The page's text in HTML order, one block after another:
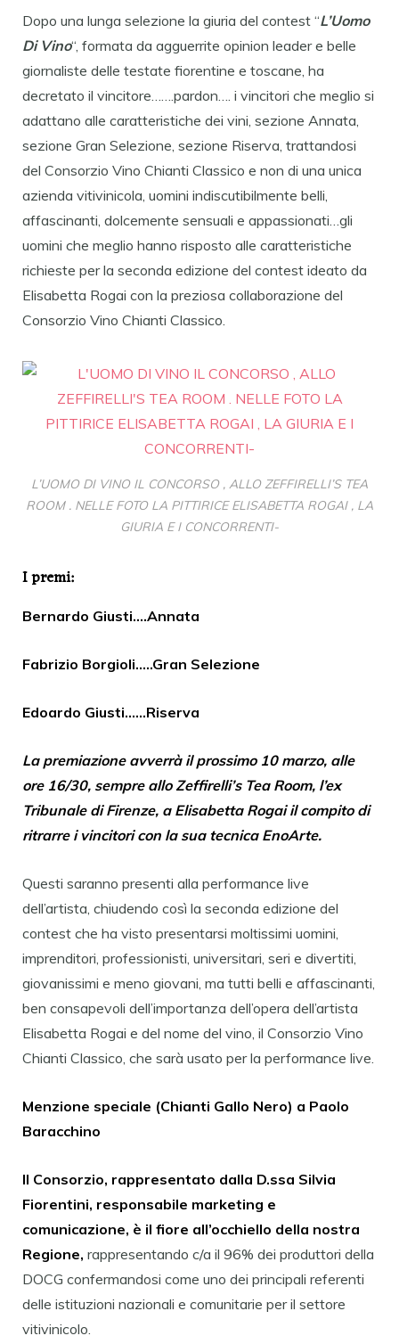
Dopo una lunga selezione la giuria del contest “L’Uomo
Di Vino“, formata da agguerrite opinion leader e belle
giornaliste delle testate fiorentine e toscane, ha
decretato il vincitore…….pardon…. i vincitori che meglio si
adattano alle caratteristiche dei vini, sezione Annata,
sezione Gran Selezione, sezione Riserva, trattandosi
del Consorzio Vino Chianti Classico e non di una unica
azienda vitivinicola, uomini indiscutibilmente belli,
affascinanti, dolcemente sensuali e appassionati…gli
uomini che meglio hanno risposto alle caratteristiche
richieste per la seconda edizione del contest ideato da
Elisabetta Rogai con la preziosa collaborazione del
Consorzio Vino Chianti Classico.
L’UOMO DI VINO IL CONCORSO , ALLO ZEFFIRELLI’S TEA
ROOM . NELLE FOTO LA PITTIRICE ELISABETTA ROGAI , LA
GIURIA E I CONCORRENTI-
I premi:
Bernardo Giusti….Annata
Fabrizio Borgioli…..Gran Selezione
Edoardo Giusti……Riserva
La premiazione avverrà il prossimo 10 marzo, alle
ore 16/30, sempre allo Zeffirelli’s Tea Room, l’ex
Tribunale di Firenze, a Elisabetta Rogai il compito di
ritrarre i vincitori con la sua tecnica EnoArte.
Questi saranno presenti alla performance live
dell’artista, chiudendo così la seconda edizione del
contest che ha visto presentarsi moltissimi uomini,
imprenditori, professionisti, universitari, seri e divertiti,
giovanissimi e meno giovani, ma tutti belli e affascinanti,
ben consapevoli dell’importanza dell’opera dell’artista
Elisabetta Rogai e del nome del vino, il Consorzio Vino
Chianti Classico, che sarà usato per la performance live.
Menzione speciale (Chianti Gallo Nero) a Paolo
Baracchino
Il Consorzio, rappresentato dalla D.ssa Silvia
Fiorentini, responsabile marketing e
comunicazione, è il fiore all’occhiello della nostra
Regione, rappresentando c/a il 96% dei produttori della
DOCG confermandosi come uno dei principali referenti
delle istituzioni nazionali e comunitarie per il settore
vitivinicolo.